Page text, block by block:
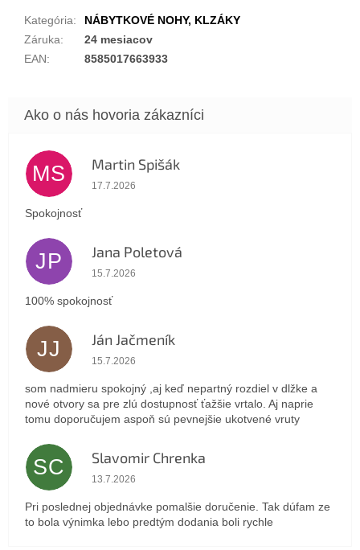
Kategória:
NÁBYTKOVÉ NOHY, KLZÁKY
Záruka:
24 mesiacov
EAN: 8585017663933
MS Martin Spišák
Hodnotenie obchodu je 5 z 5 hviezdičiek.
17.7.2026
Spokojnosť
JP Jana Poletová
Hodnotenie obchodu je 5 z 5 hviezdičiek.
15.7.2026
100% spokojnosť
JJ Ján Jačmeník
Hodnotenie obchodu je 5 z 5 hviezdičiek.
15.7.2026
som nadmieru spokojný ,aj keď nepartný rozdiel v dlžke a
nové otvory sa pre zlú dostupnosť ťažšie vrtalo. Aj naprie
tomu doporučujem aspoň sú pevnejšie ukotvené vruty
SC Slavomir Chrenka
Hodnotenie obchodu je 5 z 5 hviezdičiek.
13.7.2026
Pri poslednej objednávke pomalšie doručenie. Tak dúfam ze
to bola výnimka lebo predtým dodania boli rychle